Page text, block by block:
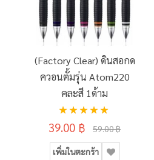
(Factory Clear) ดินสอกด
ควอนตั้มรุ่น Atom220
คละสี 1ด้าม
อันดับ:
100%
39.00 ฿ 59.00 ฿
เพิ่มในตะกร้า